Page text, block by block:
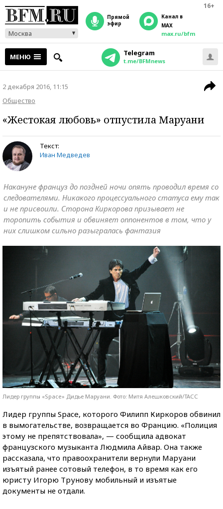
16+
Москва
прямой
эфир
Канал в
MAX
max.ru/bfm
МЕНЮ Telegram
t.me/BFMnews
2 декабря 2016, 11:15
Общество
«Жестокая любовь» отпустила Маруани
Текст:
Иван Медведев
Накануне француз до поздней ночи опять проводил время со
следователями. Никакого процессуального статуса ему так
и не присвоили. Сторона Киркорова призывает не
торопить события и обвиняет оппонентов в том, что у
них слишком сильно разыгралась фантазия
Лидер группы «Space» Дидье Маруани. Фото: Митя Алешковский/ТАСС
Лидер группы Space, которого Филипп Киркоров обвинил
в вымогательстве, возвращается во Францию. «Полиция
этому не препятствовала», — сообщила адвокат
французского музыканта Людмила Айвар. Она также
рассказала, что правоохранители вернули Маруани
изъятый ранее сотовый телефон, в то время как его
юристу Игорю Трунову мобильный и изъятые
документы не отдали.